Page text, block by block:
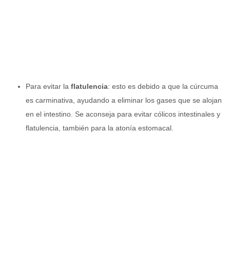
Para evitar la flatulencia: esto es debido a que la cúrcuma
es carminativa, ayudando a eliminar los gases que se alojan
en el intestino. Se aconseja para evitar cólicos intestinales y
flatulencia, también para la atonía estomacal.